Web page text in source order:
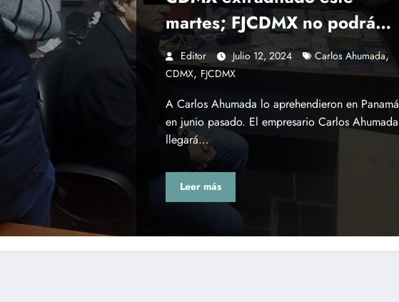
martes; FJCDMX no podrá
aprehenderlo
Editor Julio 12, 2024 Carlos Ahumada,
CDMX, FJCDMX
A Carlos Ahumada lo aprehendieron en Panamá
en junio pasado. El empresario Carlos Ahumada
llegará…
Leer más